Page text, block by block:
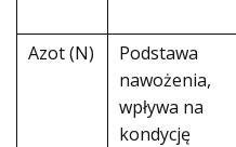
Azot (N)
Podstawa
nawożenia,
wpływa na
kondycję